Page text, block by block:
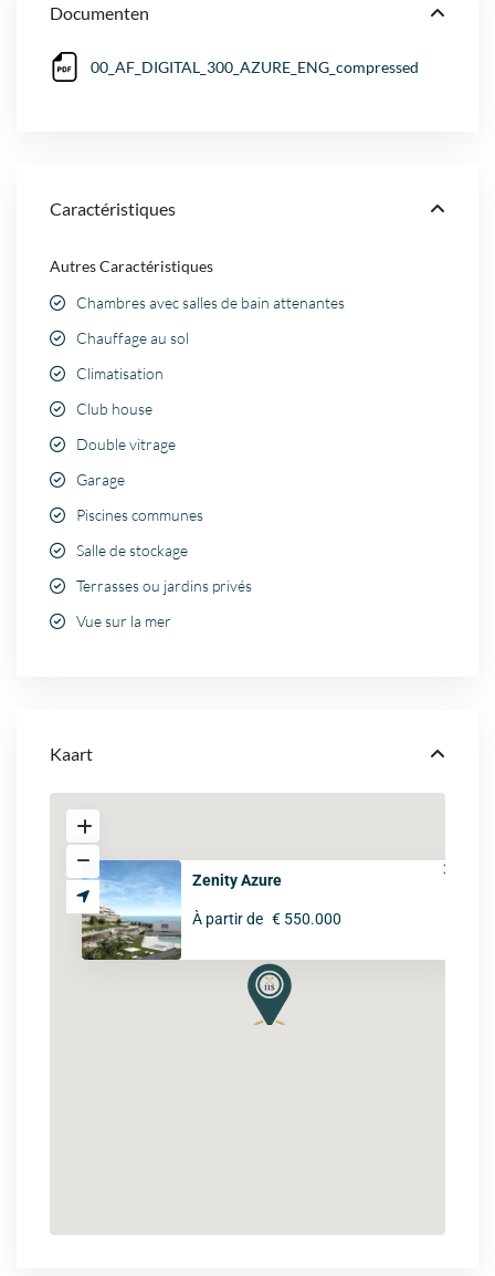
Documenten
00_AF_DIGITAL_300_AZURE_ENG_compressed
Caractéristiques
Autres Caractéristiques
Chambres avec salles de bain attenantes
Chauffage au sol
Climatisation
Club house
Double vitrage
Garage
Piscines communes
Salle de stockage
Terrasses ou jardins privés
Vue sur la mer
Kaart
Zenity Azure
À partir de € 550.000